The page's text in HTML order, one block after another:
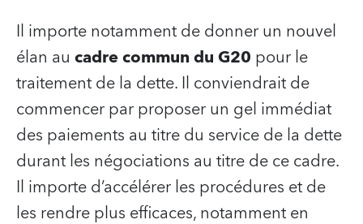
Il importe notamment de donner un nouvel
élan au cadre commun du G20 pour le
traitement de la dette. Il conviendrait de
commencer par proposer un gel immédiat
des paiements au titre du service de la dette
durant les négociations au titre de ce cadre.
Il importe d’accélérer les procédures et de
les rendre plus efficaces, notamment en